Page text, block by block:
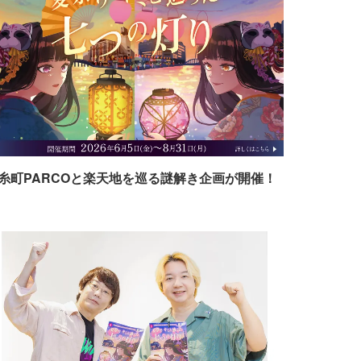
町PARCOと楽天地を巡る謎解き企画が開催！